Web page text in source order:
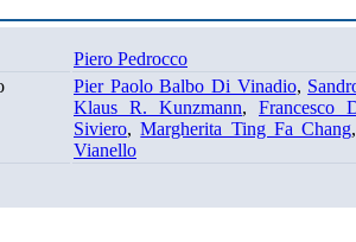
Piero Pedrocco
Pier Paolo Balbo Di Vinadio,
Klaus R. Kunzmann, Francesco
Siviero,Margherita Ting Fa Chang
Vianello